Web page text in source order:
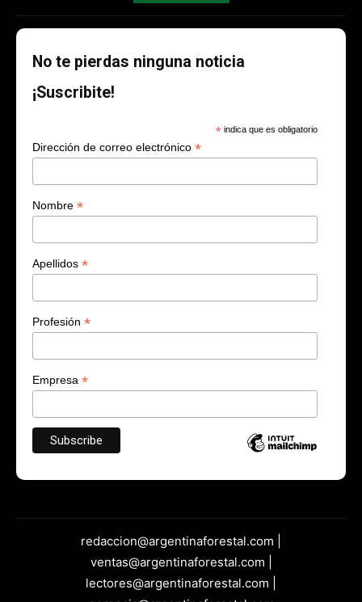
No te pierdas ninguna noticia
¡Suscribite!
* indica que es obligatorio
Dirección de correo electrónico *
Nombre *
Apellidos *
Profesión *
Empresa *
redaccion@argentinaforestal.com |
ventas@argentinaforestal.com |
lectores@argentinaforestal.com |